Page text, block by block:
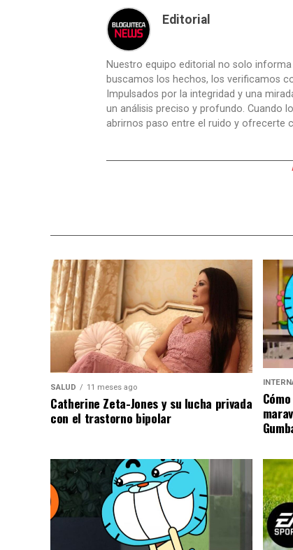
Editorial
Nuestro equipo editorial no solo
buscamos los hechos, los verificamos
Impulsados por la integridad y una
un análisis preciso y profundo. Cuando
abrirnos paso entre el ruido y ofrecerte
SALUD 11 meses ago
Catherine Zeta-Jones y su lucha privada
con el trastorno bipolar